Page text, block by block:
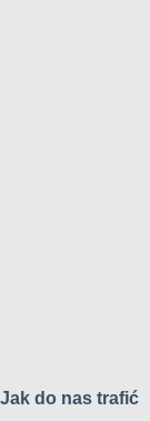
Jak do nas trafić